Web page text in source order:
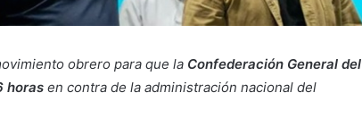
obrero para que la Confederación General del
horas en contra de la administración nacional del